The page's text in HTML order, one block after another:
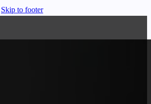
Skip to footer